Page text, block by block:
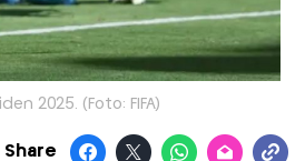
2025. (Foto: FIFA)
Share